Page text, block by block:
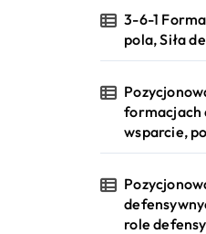
3-6-1
pola, Siła
formacjach
wsparcie,
role